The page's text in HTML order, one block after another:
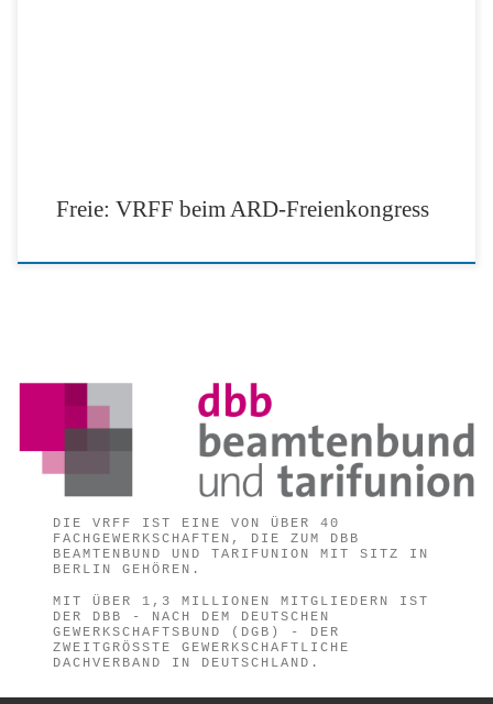
Freie: VRFF beim ARD-Freienkongress
DIE VRFF IST EINE VON ÜBER 40
FACHGEWERKSCHAFTEN, DIE ZUM DBB
BEAMTENBUND UND TARIFUNION MIT SITZ IN
BERLIN GEHÖREN.
MIT ÜBER 1,3 MILLIONEN MITGLIEDERN IST
DER DBB - NACH DEM DEUTSCHEN
GEWERKSCHAFTSBUND (DGB) - DER
ZWEITGRÖSSTE GEWERKSCHAFTLICHE D
ACHVERBAND IN DEUTSCHLAND.